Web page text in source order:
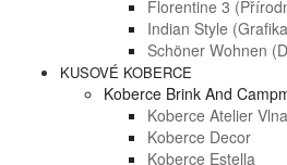
Florentine 3
Indian Style
Schöner Wohnen
KUSOVÉ KOBERCE
Koberce Brink And
Koberce Atelier Vlna
Koberce Decor
Koberce Estella